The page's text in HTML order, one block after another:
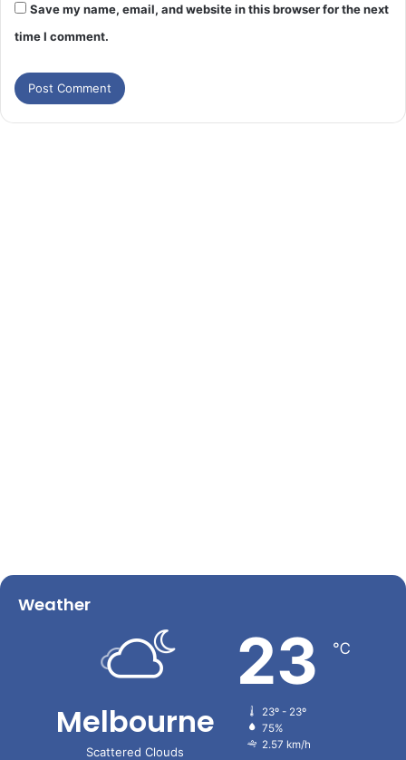
Save my name, email, and website in this browser for the next
time I comment.
Weather
Melbourne
Scattered Clouds
23 ℃
23º - 23º
75%
2.57 km/h